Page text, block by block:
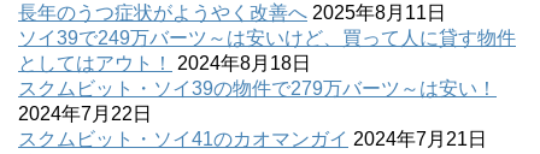
長年のうつ症状がようやく改善へ 2025年8月11日
ソイ39で249万バーツ～は安いけど、買って人に貸す物件
としてはアウト！
2024年8月18日
スクムビット・ソイ39の物件で279万バーツ～は安い！
2024年7月22日
スクムビット・ソイ41のカオマンガイ 2024年7月21日